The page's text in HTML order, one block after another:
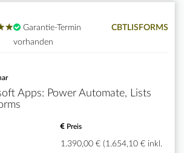
★
★
Garantie-Termin
vorhanden
CBTLISFORMS
Apps: Power Automate, Lists
Preis
1.390,00 € (1.654,10 € inkl.